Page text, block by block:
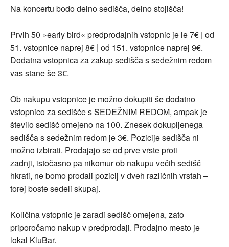
Na koncertu bodo delno sedišča, delno stojišča!
Prvih 50 »early bird« predprodajnih vstopnic je le 7€ | od
51. vstopnice naprej 8€ | od 151. vstopnice naprej 9€.
Dodatna vstopnica za zakup sedišča s sedežnim redom
vas stane še 3€.
Ob nakupu vstopnice je možno dokupiti še dodatno
vstopnico za sedišče s SEDEŽNIM REDOM, ampak je
število sedišč omejeno na 100. Znesek dokupljenega
sedišča s sedežnim redom je 3€. Pozicije sedišča ni
možno izbirati. Prodajajo se od prve vrste proti
zadnji, istočasno pa nikomur ob nakupu večih sedišč
hkrati, ne bomo prodali pozicij v dveh različnih vrstah –
torej boste sedeli skupaj.
Količina vstopnic je zaradi sedišč omejena, zato
priporočamo nakup v predprodaji. Prodajno mesto je
lokal KluBar.